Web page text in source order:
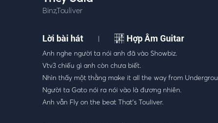
Binz,Touliver
Lời bài hát | Hợp Âm Guitar
Anh nghe người ta nói anh đã vào Showbiz.
Vtv3 chiếu gì anh còn chưa biết.
Nhìn thấy một thằng make it all the way from
Người ta Gato nói ra nói vào là đương nhiên.
Anh vẫn Fly on the beat That's Touliver.